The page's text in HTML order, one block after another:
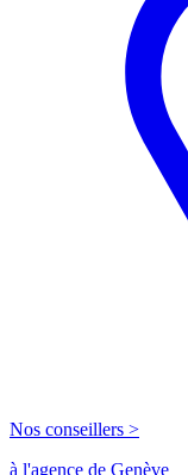
Nos conseillers >
à l'agence de Genève